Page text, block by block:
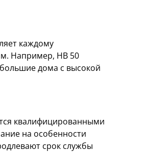
каждому
Например, HB 50
дома с высокой
квалифицированными
на особенности
срок службы